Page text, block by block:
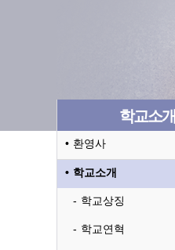
학교소개
환영사
학교소개
학교상징
학교연혁